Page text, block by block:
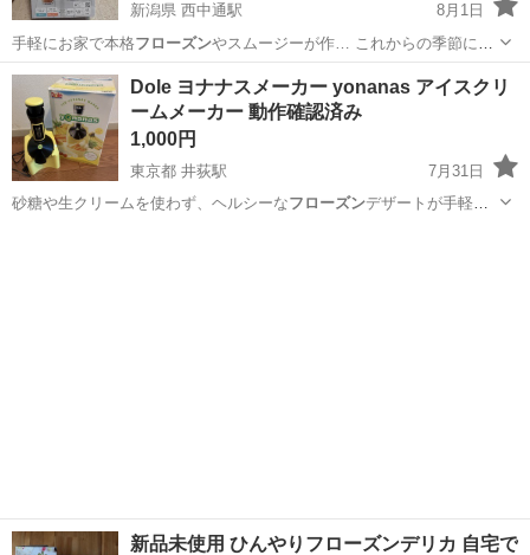
新潟県 西中通駅
8月1日
手軽にお家で本格フローズンやスムージーが作… これからの季節に
ローズンのお酒🍸とか健康…
新潟 柏崎市 西中通駅
Dole ヨナナスメーカー yonanas アイスクリ
ームメーカー 動作確認済み
1,000円
東京都 井荻駅
7月31日
砂糖や生クリームを使わず、ヘルシーなフローズンデザートが手軽に
新品未使用 ひんやりフローズンデリカ 自宅で